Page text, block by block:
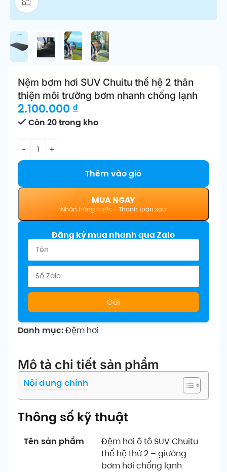
Nệm bơm hơi SUV Chuitu thế hệ 2 thân
thiện môi trường bơm nhanh chống lạnh
2.100.000 ₫
Còn 20 trong kho
Thêm vào giỏ
MUA NGAY
Đăng ký mua nhanh qua Zalo
Gửi
Danh mục:Đệm hơi
Mô tả chi tiết sản phẩm
Nội dung chính
Thông số kỹ thuật
Tên sản phẩm
Đệm hơi ô tô SUV Chuitu
thế hệ thứ 2 – giường
bơm hơi chống lạnh